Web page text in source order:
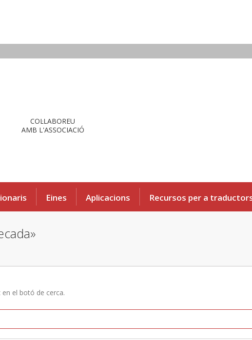
COL·LABOREU
AMB L'ASSOCIACIÓ
Eines Aplicacions Recursos per a
el botó de cerca.